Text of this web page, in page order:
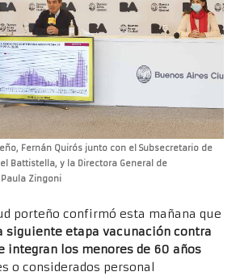
Fernán Quirós junto con el Subsecretario de
Battistella, y la Directora General de
Zingoni
porteño confirmó esta mañana que
siguiente etapa vacunación contra
integran los menores de 60 años
o considerados personal